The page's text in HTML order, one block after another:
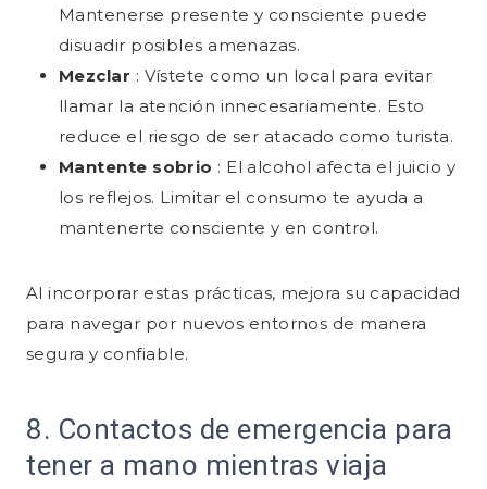
Mantenerse presente y consciente puede
disuadir posibles amenazas.
Mezclar : Vístete como un local para evitar
llamar la atención innecesariamente. Esto
reduce el riesgo de ser atacado como turista.
Mantente sobrio : El alcohol afecta el juicio y
los reflejos. Limitar el consumo te ayuda a
mantenerte consciente y en control.
Al incorporar estas prácticas, mejora su capacidad
para navegar por nuevos entornos de manera
segura y confiable.
8. Contactos de emergencia para
tener a mano mientras viaja